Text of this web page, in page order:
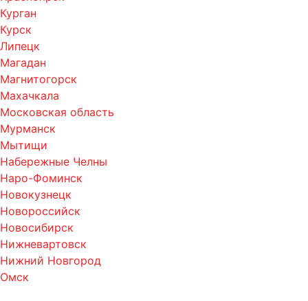
Курган
Курск
Липецк
Магадан
Магнитогорск
Махачкала
Московская область
Мурманск
Мытищи
Набережные Челны
Наро-Фоминск
Новокузнецк
Новороссийск
Новосибирск
Нижневартовск
Нижний Новгород
Омск